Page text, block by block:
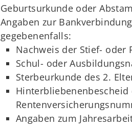
Geburtsurkunde oder
Angaben zur Bankverbindung
gegebenenfalls:
Nachweis der Stief- oder
Schul- oder
Sterbeurkunde des 2.
Angaben zum